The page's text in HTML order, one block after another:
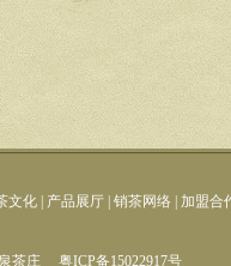
文化 产品展厅 销茶网络 加盟合
泉茶庄 粤ICP备15022917号